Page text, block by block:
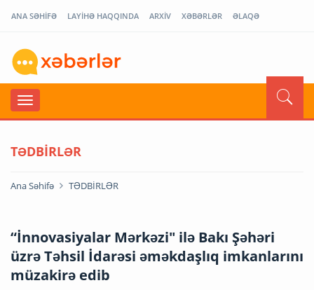
ANA SƏHİFƏ LAYİHƏ HAQQINDA ARXİV XƏBƏRLƏR ƏLAQƏ
TƏDBİRLƏR
Ana Səhifə TƏDBİRLƏR
“İnnovasiyalar Mərkəzi" ilə Bakı Şəhəri
üzrə Təhsil İdarəsi əməkdaşlıq imkanlarını
müzakirə edib